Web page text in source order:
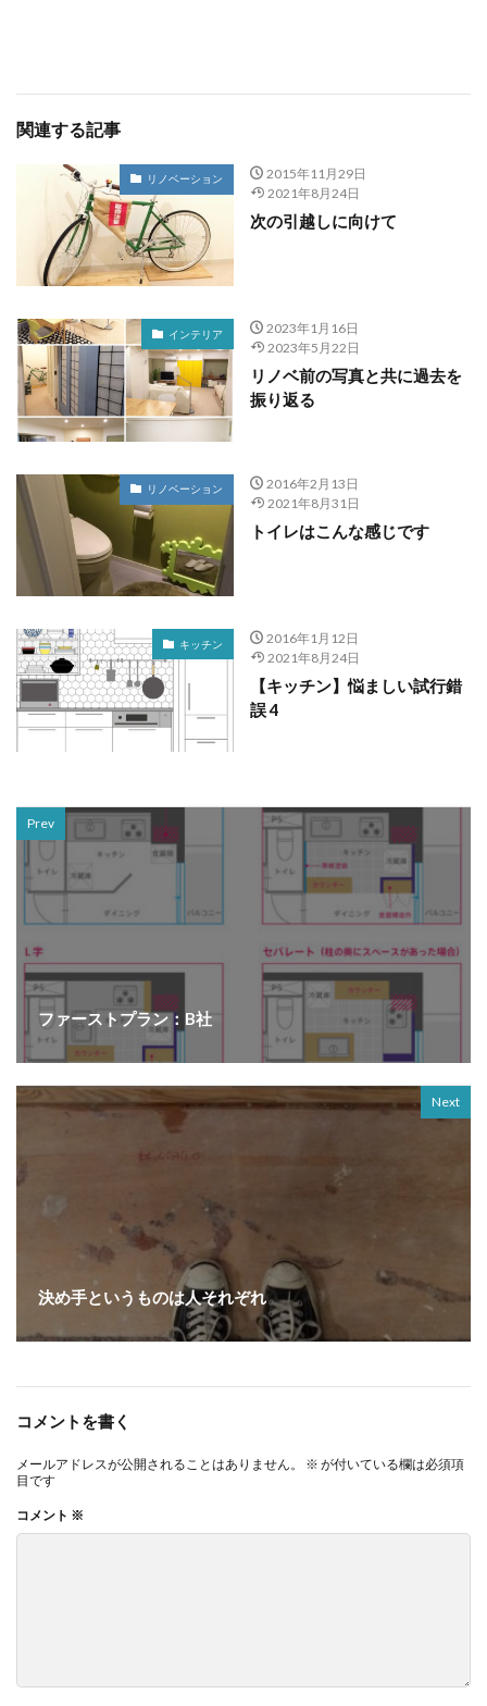
関連する記事
リノベーション
2015年11月29日
2021年8月24日
次の引越しに向けて
インテリア
2023年1月16日
2023年5月22日
リノベ前の写真と共に過去を
振り返る
リノベーション
2016年2月13日
2021年8月31日
トイレはこんな感じです
キッチン
2016年1月12日
2021年8月24日
【キッチン】悩ましい試行錯
誤 4
Prev
ファーストプラン：B社
Next
決め手というものは人それぞれ
コメントを書く
メールアドレスが公開されることはありません。 ※ が付いている欄は必須項
目です
コメント ※